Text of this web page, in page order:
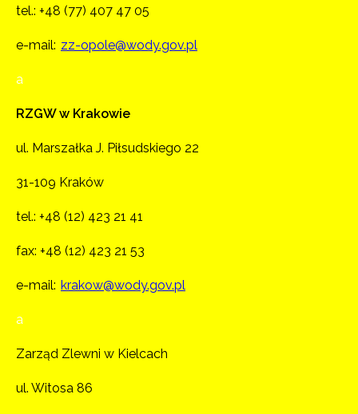
tel.: +48 (77) 407 47 05
e-mail: zz-opole@wody.gov.pl
a
RZGW w Krakowie
ul. Marszałka J. Piłsudskiego 22
31-109 Kraków
tel.: +48 (12) 423 21 41
fax: +48 (12) 423 21 53
e-mail: krakow@wody.gov.pl
a
Zarząd Zlewni w Kielcach
ul. Witosa 86